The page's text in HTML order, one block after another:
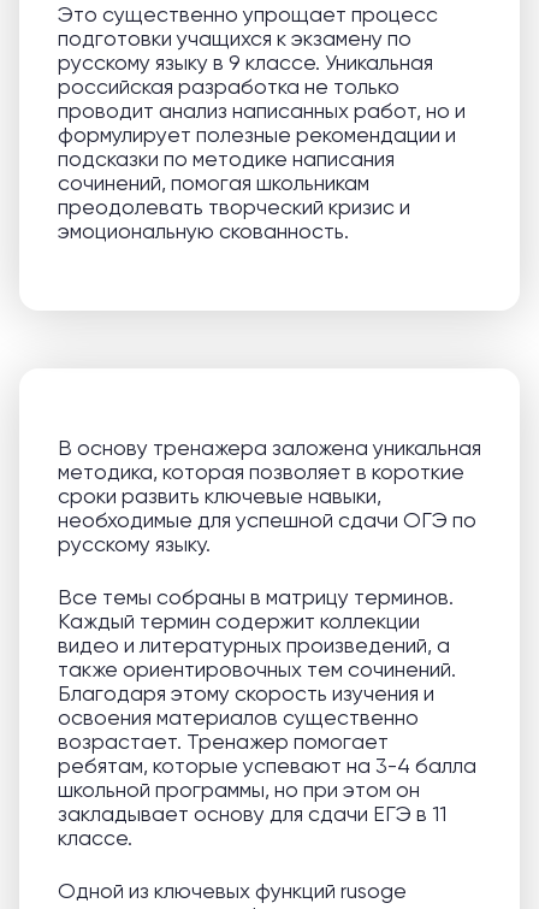
Это существенно упрощает процесс
подготовки учащихся к экзамену по
русскому языку в 9 классе. Уникальная
российская разработка не только
проводит анализ написанных работ, но и
формулирует полезные рекомендации и
подсказки по методике написания
сочинений, помогая школьникам
преодолевать творческий кризис и
эмоциональную скованность.
В основу тренажера заложена уникальная
методика, которая позволяет в короткие
сроки развить ключевые навыки,
необходимые для успешной сдачи ОГЭ по
русскому языку.
Все темы собраны в матрицу терминов.
Каждый термин содержит коллекции
видео и литературных произведений, а
также ориентировочных тем сочинений.
Благодаря этому скорость изучения и
освоения материалов существенно
возрастает. Тренажер помогает
ребятам, которые успевают на 3-4 балла
школьной программы, но при этом он
закладывает основу для сдачи ЕГЭ в 11
классе.
Одной из ключевых функций rusoge